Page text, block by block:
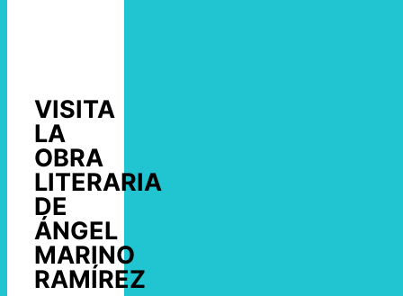
VISITA
LA
OBRA
LITERARIA
DE
ÁNGEL
MARINO
RAMÍREZ